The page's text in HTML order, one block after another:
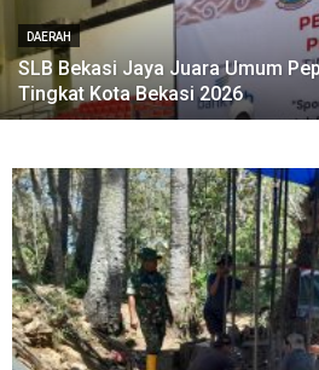
DAERAH
SLB Bekasi Jaya Juara Umum
Tingkat Kota Bekasi 2026